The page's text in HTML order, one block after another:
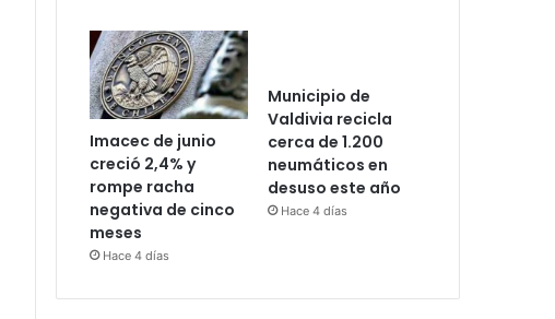
Imacec de junio
creció 2,4% y
rompe racha
negativa de cinco
meses
Hace 4 días
Municipio de
Valdivia recicla
cerca de 1.200
neumáticos en
desuso este año
Hace 4 días